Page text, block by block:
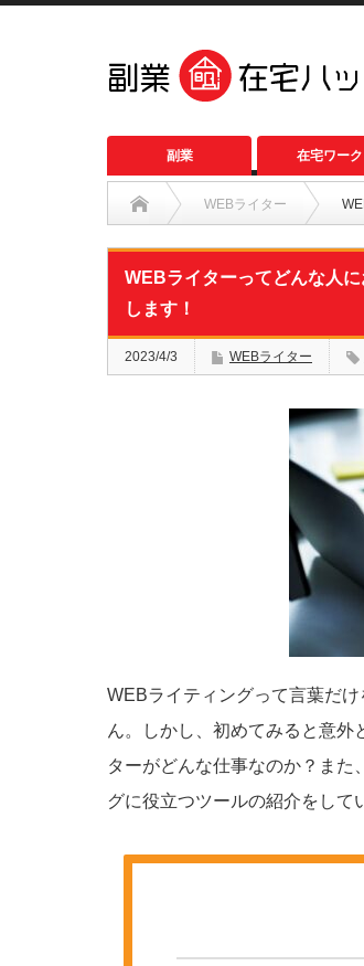
副業 在宅ワーク
WEBライター
WEBライターってどんな人
します！
2023/4/3 WEBライター
WEBライティングって言葉だ
ん。しかし、初めてみると意外
ターがどんな仕事なのか？ま
グに役立つツールの紹介をして